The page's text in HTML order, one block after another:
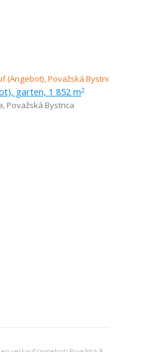
garten, 1 852 m2
, Považská Bystrica